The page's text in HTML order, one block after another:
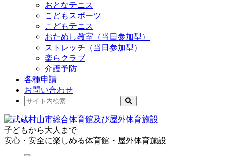
おとなテニス
こどもスポーツ
こどもテニス
おためし教室（当日参加型）
ストレッチ（当日参加型）
楽らクラブ
介護予防
各種申請
お問い合わせ
子どもから大人まで
安心・安全に楽しめる体育館・屋外体育施設